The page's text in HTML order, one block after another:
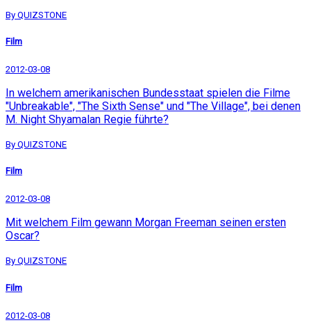
By QUIZSTONE
Film
2012-03-08
In welchem amerikanischen Bundesstaat spielen die Filme
"Unbreakable", "The Sixth Sense" und "The Village", bei denen
M. Night Shyamalan Regie führte?
By QUIZSTONE
Film
2012-03-08
Mit welchem Film gewann Morgan Freeman seinen ersten
Oscar?
By QUIZSTONE
Film
2012-03-08